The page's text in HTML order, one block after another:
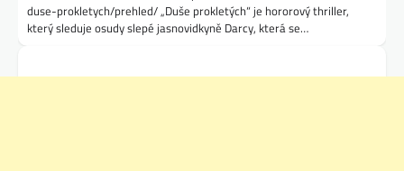
duse-prokletych/prehled/ „Duše prokletých“ je hororový thriller,
který sleduje osudy slepé jasnovidkyně Darcy, která se…